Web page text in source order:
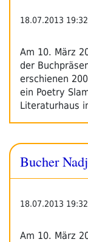
18.07.2013
Am 10. März
der
erschienen
ein Poetry
Literaturhaus
Bucher
18.07.2013
Am 10. März